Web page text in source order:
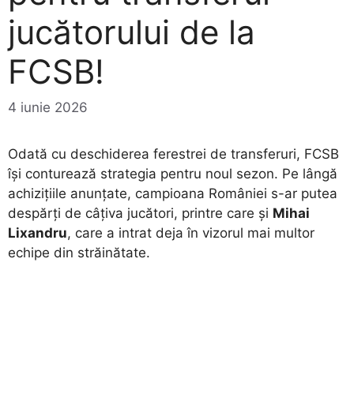
jucătorului de la
FCSB!
4 iunie 2026
Odată cu deschiderea ferestrei de transferuri, FCSB
își conturează strategia pentru noul sezon. Pe lângă
achizițiile anunțate, campioana României s-ar putea
despărți de câțiva jucători, printre care și Mihai
Lixandru, care a intrat deja în vizorul mai multor
echipe din străinătate.